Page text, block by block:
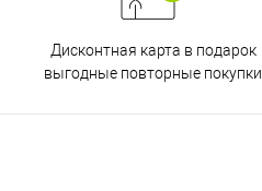
Дисконтная карта в подарок
выгодные повторные покупки